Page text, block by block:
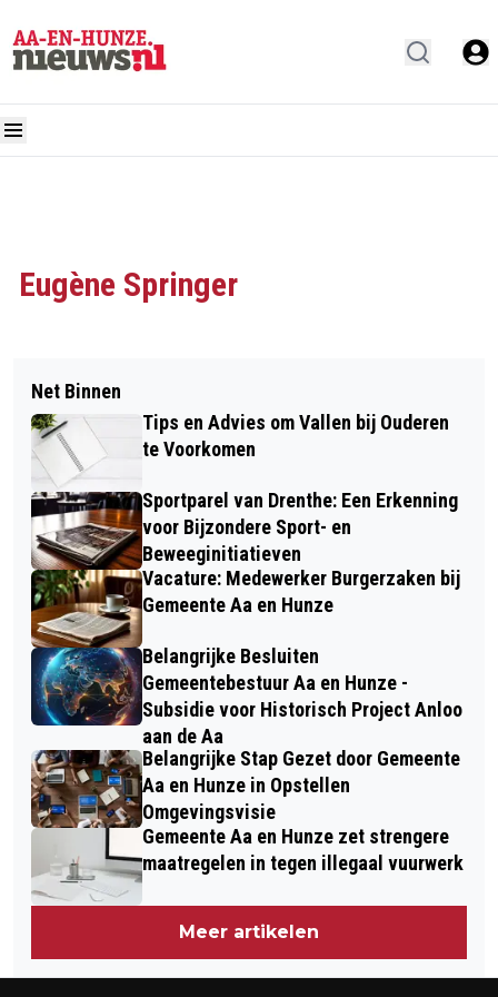
Eugène Springer
Net Binnen
Tips en Advies om Vallen bij Ouderen
te Voorkomen
Sportparel van Drenthe: Een Erkenning
voor Bijzondere Sport- en
Beweeginitiatieven
Vacature: Medewerker Burgerzaken bij
Gemeente Aa en Hunze
Belangrijke Besluiten
Gemeentebestuur Aa en Hunze -
Subsidie voor Historisch Project Anloo
aan de Aa
Belangrijke Stap Gezet door Gemeente
Aa en Hunze in Opstellen
Omgevingsvisie
Gemeente Aa en Hunze zet strengere
maatregelen in tegen illegaal vuurwerk
Meer artikelen